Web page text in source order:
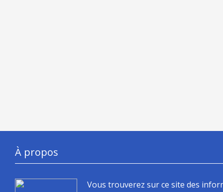
À propos
Vous trouverez sur ce site des